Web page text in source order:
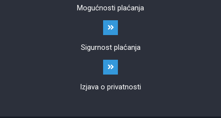
Mogućnosti plaćanja
Sigurnost plaćanja
Izjava o privatnosti